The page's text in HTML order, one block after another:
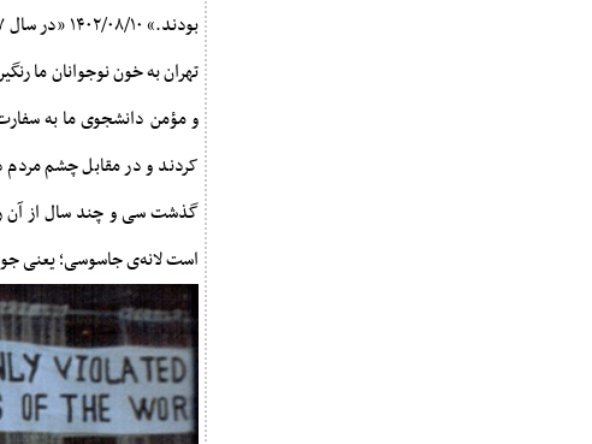
و مؤمن دانشجوی ما به
کردند و در مقابل چشم مردم
گذشت سی و چند سال از آن
است لانه‌ی جاسوسی؛ یعنی